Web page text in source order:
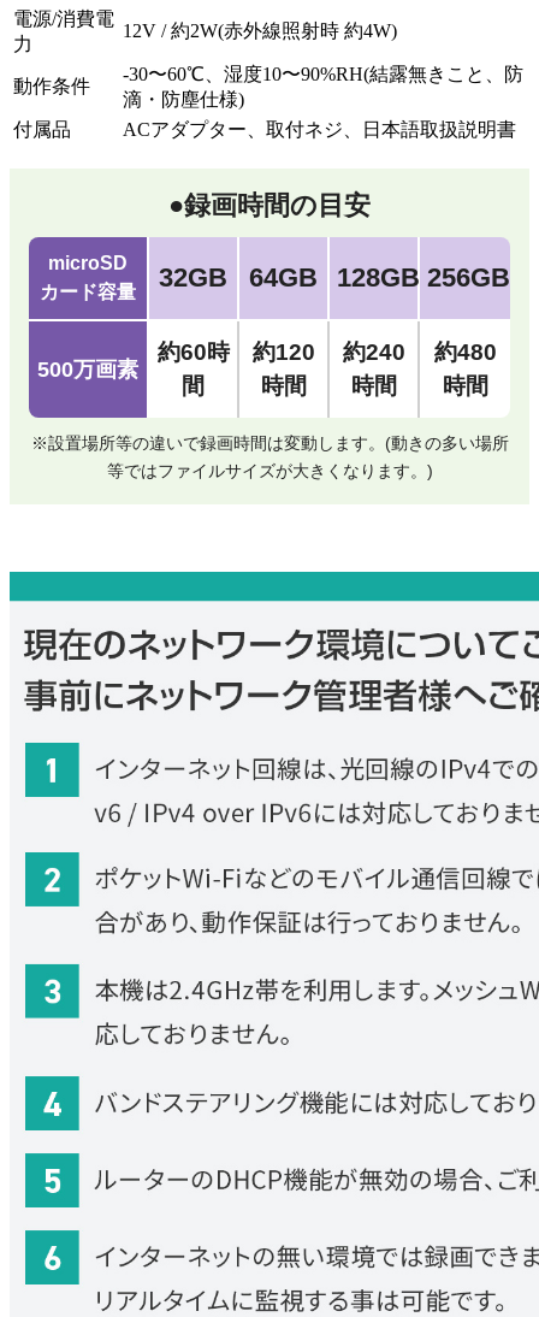
電源/消費電
力
12V / 約2W(赤外線照射時 約4W)
動作条件
-30〜60℃、湿度10〜90%RH(結露無きこと、防
滴・防塵仕様)
付属品
ACアダプター、取付ネジ、日本語取扱説明書
●録画時間の目安
microSD
カード容量
32GB 64GB 128GB 256GB
500万画素
約60時
間
約120
時間
約240
時間
約480
時間
※設置場所等の違いで録画時間は変動します。(動きの多い場所
等ではファイルサイズが大きくなります。)